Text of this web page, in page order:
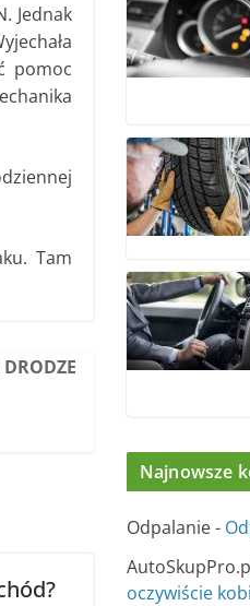
Jednak
pomoc
Tam
Najnowsze
Odpalanie-
oczywiście